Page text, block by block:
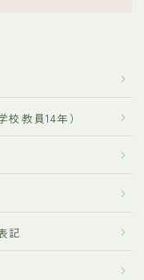
教員14年）
記